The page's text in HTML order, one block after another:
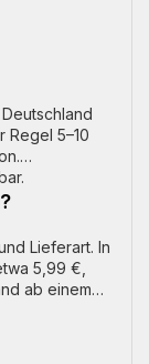
Regel 5–10
Lieferart. In
5,99 €,
ab einem